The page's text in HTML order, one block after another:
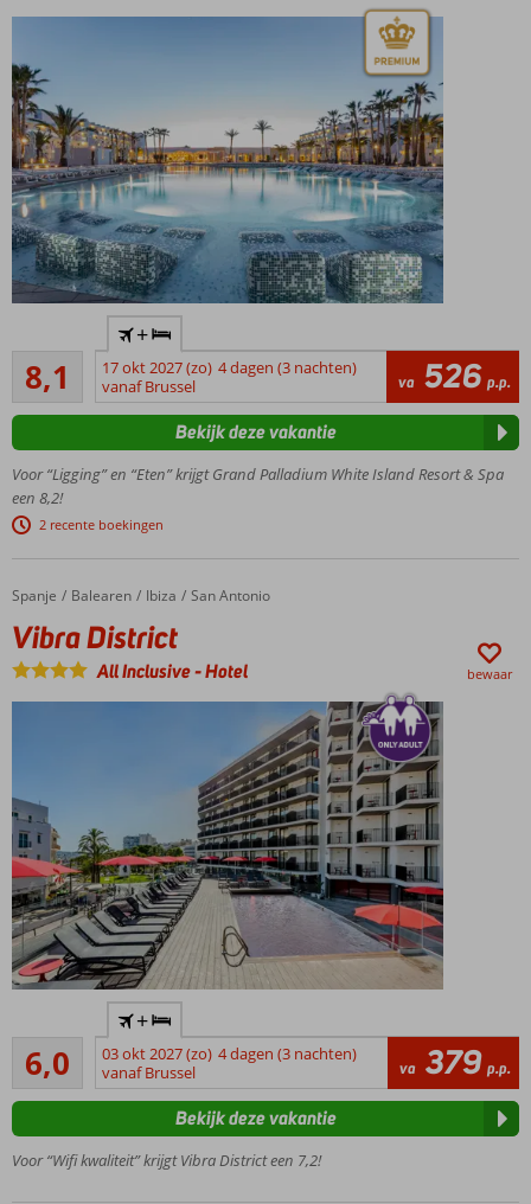
richting
Ook
zeezichtkamers
populair op
de
Nederlandse
markt
luxe
uitstraling
Meerdere
buitenzwembaden
met ligbedden
Loop zo
zandstrand
op
8,1
Zeer goed
17
beoordelingen
+
17 okt 2027 (zo) 4 dagen (3 nachten)
vanaf Brussel
va 526 p.p.
Voor “Ligging” en “Eten” krijgt Grand Palladium White Island Resort & Spa
een 8,2!
2 recente boekingen
Bekijk deze vakantie
Home
Spanje Balearen Ibiza San Antonio
Vibra District
Vibra District
All Inclusive-Hotel bewaar
hotel;
min.
18
San
Antonio
Centrum
6,0Voldoende
10
beoordelingen
+
03 okt 2027 (zo) 4 dagen (3 nachten)
vanaf Brussel
va 379 p.p.
Voor “Wifi kwaliteit” krijgt Vibra District een 7,2!
Bekijk deze vakantie